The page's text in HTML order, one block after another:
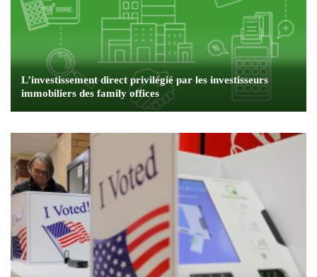
L’investissement direct privilégié par les investisseurs
immobiliers des family offices